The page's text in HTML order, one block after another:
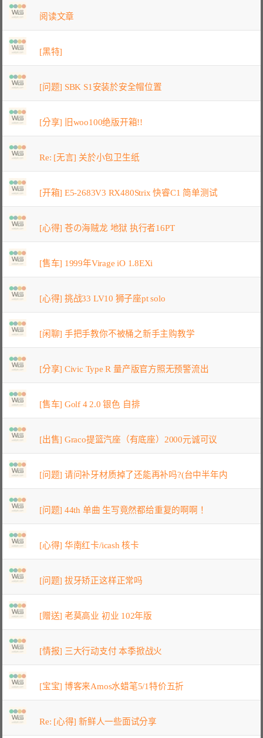
阅读文章
[黑特]
[问题] SBK S1安装於安全帽位置
[分享] 旧woo100绝版开箱!!
Re: [无言] 关於小包卫生纸
[开箱] E5-2683V3 RX480Strix 快睿C1 简单测试
[心得] 苍の海贼龙 地狱 执行者16PT
[售车] 1999年Virage iO 1.8EXi
[心得] 挑战33 LV10 狮子座pt solo
[闲聊] 手把手教你不被桶之新手主购教学
[分享] Civic Type R 量产版官方照无预警流出
[售车] Golf 4 2.0 银色 自排
[出售] Graco提篮汽座（有底座）2000元诚可议
[问题] 请问补牙材质掉了还能再补吗?(台中半年内
[问题] 44th 单曲 生写竟然都给重复的啊啊！
[心得] 华南红卡/icash 核卡
[问题] 拔牙矫正这样正常吗
[赠送] 老莫高业 初业 102年版
[情报] 三大行动支付 本季掀战火
[宝宝] 博客来Amos水蜡笔5/1特价五折
Re: [心得] 新鲜人一些面试分享